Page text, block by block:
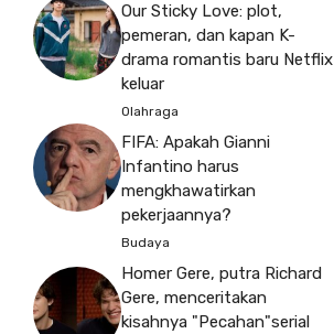
Our Sticky Love: plot,
pemeran, dan kapan K-
drama romantis baru Netflix
keluar
Olahraga
FIFA: Apakah Gianni
Infantino harus
mengkhawatirkan
pekerjaannya?
Budaya
Homer Gere, putra Richard
Gere, menceritakan
kisahnya "Pecahan"serial